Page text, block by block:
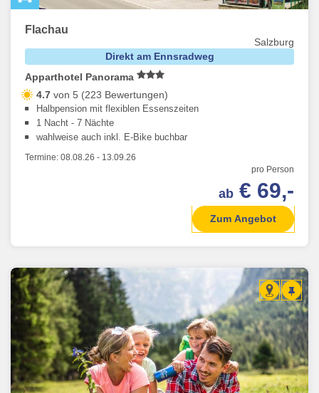
Flachau
Salzburg
Direkt am Ennsradweg
Apparthotel Panorama
4.7 von 5 (223 Bewertungen)
Halbpension mit flexiblen Essenszeiten
1 Nacht - 7 Nächte
wahlweise auch inkl. E-Bike buchbar
Termine: 08.08.26 - 13.09.26
pro Person
ab € 69,-
Zum Angebot